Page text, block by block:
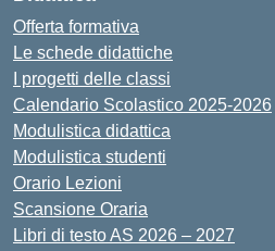
Offerta formativa
Le schede didattiche
I progetti delle classi
Calendario Scolastico 2025-2026
Modulistica didattica
Modulistica studenti
Orario Lezioni
Scansione Oraria
Libri di testo AS 2026 – 2027